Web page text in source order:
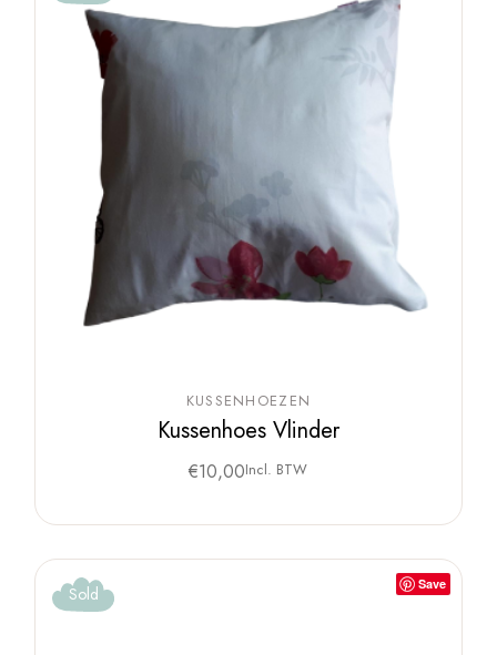
KUSSENHOEZEN
Kussenhoes Vlinder
€10,00Incl. BTW
Save
Sold